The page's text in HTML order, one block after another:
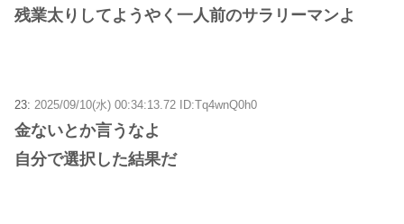
残業太りしてようやく一人前のサラリーマンよ
23: 2025/09/10(水) 00:34:13.72 ID:Tq4wnQ0h0
金ないとか言うなよ
自分で選択した結果だ